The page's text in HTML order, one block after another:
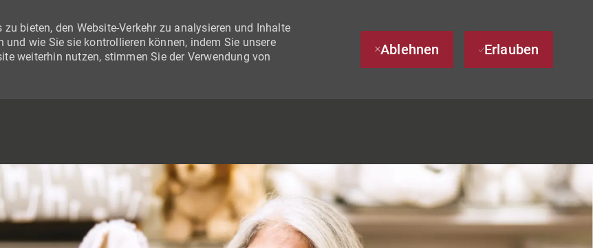
bieten, den Website-Verkehr zu analysieren und Inhalte
wie Sie sie kontrollieren können, indem Sie unsere
weiterhin nutzen, stimmen Sie der Verwendung von
Ablehnen Erlauben